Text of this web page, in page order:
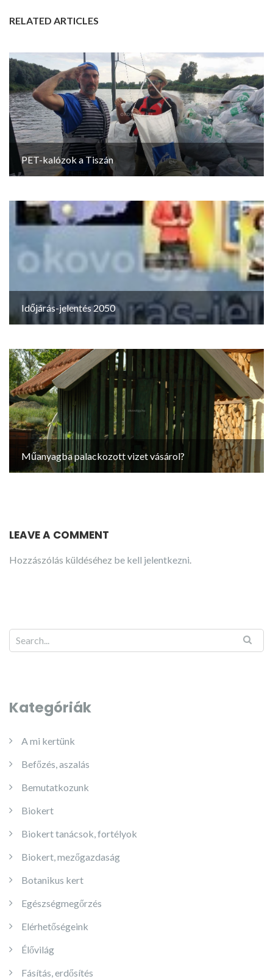
RELATED ARTICLES
PET-kalózok a Tiszán
Időjárás-jelentés 2050
Műanyagba palackozott vizet vásárol?
LEAVE A COMMENT
Hozzászólás küldéséhez be kell jelentkezni.
Kategóriák
A mi kertünk
Befőzés, aszalás
Bemutatkozunk
Biokert
Biokert tanácsok, fortélyok
Biokert, mezőgazdaság
Botanikus kert
Egészségmegőrzés
Elérhetőségeink
Élővilág
Fásítás, erdősítés